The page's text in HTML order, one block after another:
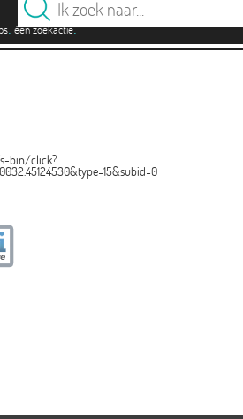
. één zoekactie.
bin/click?